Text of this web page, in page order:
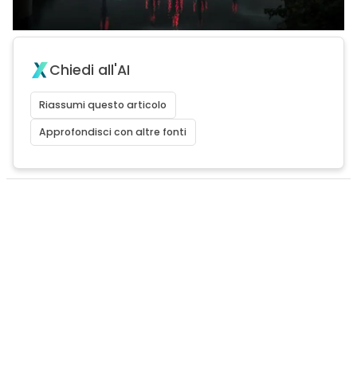
Chiedi all'AI
Riassumi questo articolo
Approfondisci con altre fonti